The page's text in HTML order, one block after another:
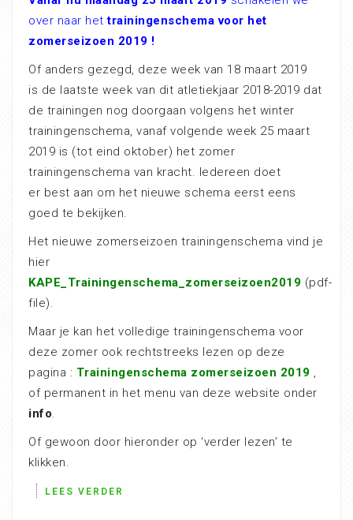
over naar hettrainingenschema voor het
zomerseizoen 2019 !
Of anders gezegd, deze week van 18 maart 2019
is de laatste week van dit atletiekjaar 2018-2019 dat
de trainingen nog doorgaan volgens het winter
trainingenschema, vanaf volgende week 25 maart
2019 is (tot eind oktober) het zomer
trainingenschema van kracht. Iedereen doet
er best aan om het nieuwe schema eerst eens
goed te bekijken.
Het nieuwe zomerseizoen trainingenschema vind je
hier
KAPE_Trainingenschema_zomerseizoen2019 (pdf-
file).
Maar je kan het volledige trainingenschema voor
deze zomer ook rechtstreeks lezen op deze
pagina : Trainingenschema zomerseizoen 2019 ,
of permanent in het menu van deze website onder
info.
Of gewoon door hieronder op ‘verder lezen’ te
klikken.
LEES VERDER